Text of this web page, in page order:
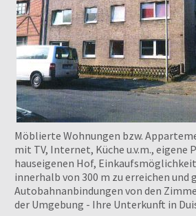
Möblierte Wohnungen bzw.
mit TV, Internet, Küche u.v.m., eigene
hauseigenen Hof,
innerhalb von 300 m zu erreichen und
Autobahnanbindungen von den
der Umgebung - Ihre Unterkunft in